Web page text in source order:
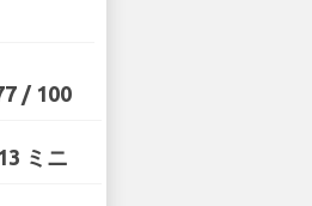
/ 100
13 ミニ